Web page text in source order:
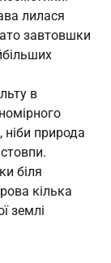
лилася
завтовшки
в
ніби природа
біля
кілька
землі